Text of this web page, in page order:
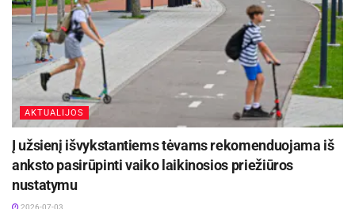
AKTUALIJOS
Į užsienį išvykstantiems tėvams rekomenduojama iš
anksto pasirūpinti vaiko laikinosios priežiūros
nustatymu
2026-07-03